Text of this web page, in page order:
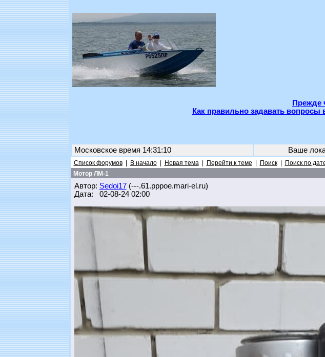
Прежде
Как правильно задавать
Московское время 14:31:10 Ваше
Список форумов| В начало| Новая тема| Перейти к теме Поиск| Поиск по
Мотор ЛМ-1
Автор: Sedoi17(---.61.pppoe.mari-el.ru)
Дата: 02-08-24 02:00